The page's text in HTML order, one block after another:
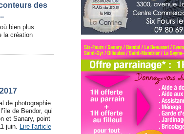
des
bien plus
la création
de photographie
de Bendor, qui
et Sanary, point
juin. Lire l'article